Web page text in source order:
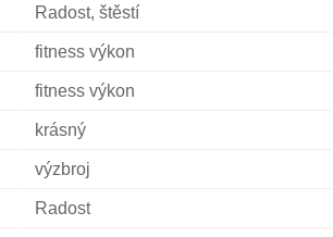
Radost, štěstí
fitness výkon
fitness výkon
krásný
výzbroj
Radost